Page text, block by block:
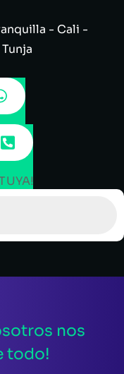
- Cali -
nos
todo!